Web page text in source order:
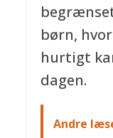
børn,
hurtigt
dagen.
Andre